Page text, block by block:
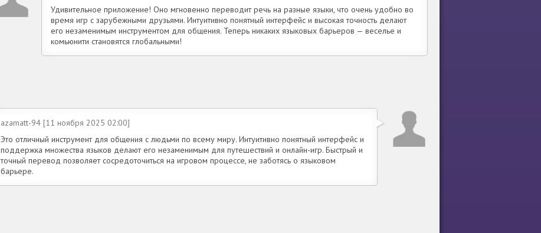
Удивительное приложение! Оно мгновенно переводит речь на разные языки, что очень удобно во
время игр с зарубежными друзьями. Интуитивно понятный интерфейс и высокая точность делают
его незаменимым инструментом для общения. Теперь никаких языковых барьеров — веселье и
комьюнити становятся глобальными!
azamatt-94 [11 ноября 2025 02:00]
Это отличный инструмент для общения с людьми по всему миру. Интуитивно понятный интерфейс и
поддержка множества языков делают его незаменимым для путешествий и онлайн-игр. Быстрый и
точный перевод позволяет сосредоточиться на игровом процессе, не заботясь о языковом
барьере.